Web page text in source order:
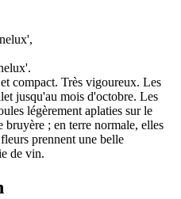
compact. Très vigoureux. Les
jusqu'au mois d'octobre. Les
légèrement aplaties sur le
bruyère ; en terre normale, elles
prennent une belle
de vin.